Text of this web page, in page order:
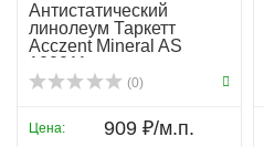
Антистатический
линолеум Таркетт
Acczent Mineral AS
100011
(0)
Цена: 909 ₽/м.п.